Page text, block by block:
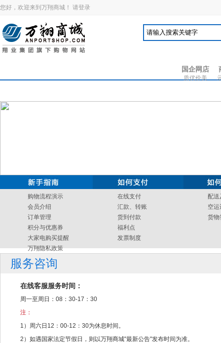
您好，欢迎来到万翔商城！ 请登录
国企网店
质优价美
购物流程演示
会员介绍
订单管理
积分与优惠券
大家电购买提醒
万翔隐私政策
在线支付
汇款、转账
货到付款
福利点
发票制度
配
空
货物
服务咨询
在线客服服务时间：
周一至周日：08：30-17：30
注：
1）周六日12：00-12：30为休息时间。
2）如遇国家法定节假日，则以万翔商城"最新公告"发布时间为准。